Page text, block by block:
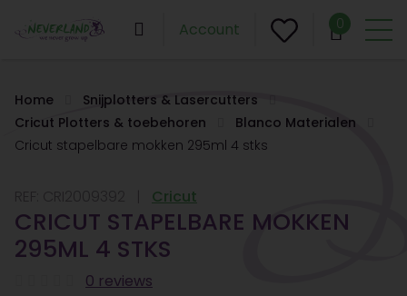
Account 0
Home
Snijplotters & Lasercutters
Cricut Plotters & toebehoren
Blanco Materialen
Cricut stapelbare mokken 295ml 4 stks
Cricut
CRICUT STAPELBARE MOKKEN
295ML 4 STKS
0 reviews